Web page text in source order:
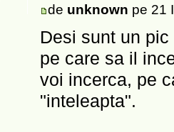
de unknown pe 21
Desi sunt un
pe care sa il
voi incerca, pe
"inteleapta".